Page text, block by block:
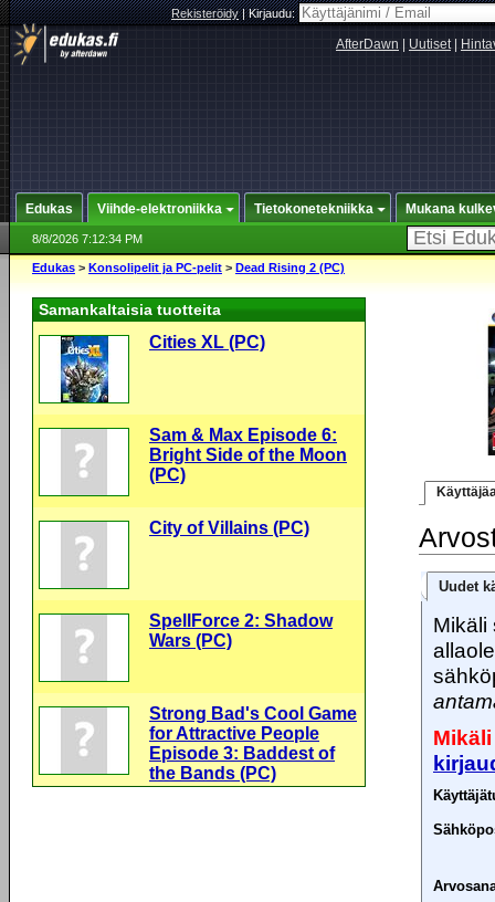
Rekisteröidy|Kirjaudu:
AfterDawn Uutiset|
Edukas Viihde-elektroniikka Tietokonetekniikka Mukana
8/8/2026 7:12:34 PM
Edukas > Konsolipelit ja PC-pelit > Dead Rising 2 (PC)
Uudet
Mikäli
Samankaltaisia tuotteita
Cities XL (PC)
Sam & Max Episode 6:
Bright Side of the Moon
(PC)
City of Villains (PC)
SpellForce 2: Shadow
Wars (PC)
Strong Bad's Cool Game
for Attractive People
Episode 3: Baddest of
the Bands (PC)